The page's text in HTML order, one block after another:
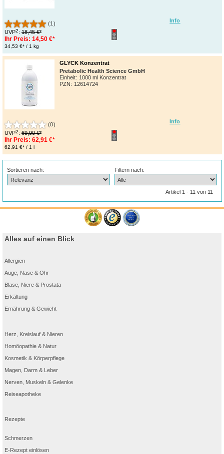
Info
(1)
UVP2: 18,45 €*
Ihr Preis: 14,50 €*
34,53 €* / 1 kg
Info
GLYCK Konzentrat
Pretabolic Health Science GmbH
Einheit: 1000 ml Konzentrat
PZN: 12614724
(0)
UVP2: 69,90 €*
Ihr Preis: 62,91 €*
62,91 €* / 1 l
Sortieren nach: Filtern nach:
Artikel 1 - 11 von 11
Alles auf einen Blick
Allergien
Auge, Nase & Ohr
Blase, Niere & Prostata
Erkältung
Ernährung & Gewicht
Herz, Kreislauf & Nieren
Homöopathie & Natur
Kosmetik & Körperpflege
Magen, Darm & Leber
Nerven, Muskeln & Gelenke
Reiseapotheke
Rezepte
Schmerzen
E-Rezept einlösen